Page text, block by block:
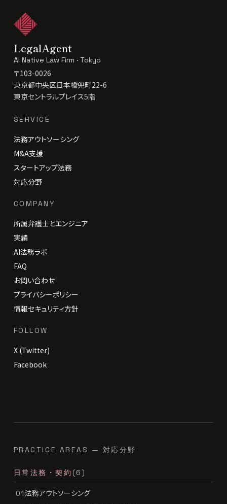
LegalAgent
AI Native Law Firm · Tokyo
〒103-0026
東京都中央区日本橋兜町22-6
東京セントラルプレイス5階
SERVICE
法務アウトソーシング
M&A支援
スタートアップ法務
対応分野
COMPANY
所属弁護士とエンジニア
実績
AI法務ラボ
FAQ
お問い合わせ
プライバシーポリシー
情報セキュリティ方針
FOLLOW
X (Twitter)
Facebook
PRACTICE AREAS — 対応分野
日常法務・契約 (6)
01法務アウトソーシング